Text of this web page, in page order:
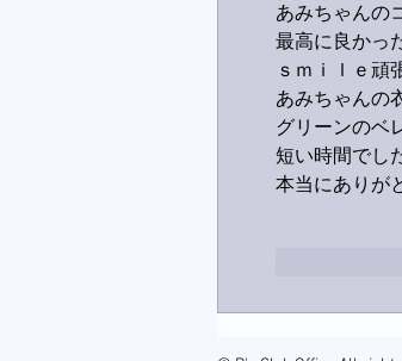
あみちゃんの
最高に良かっ
ｓｍｉｌｅ頑
あみちゃんの
グリーンのベ
短い時間でし
本当にありが